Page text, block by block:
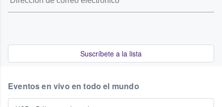
Suscríbete a la lista
Eventos en vivo en todo el mundo